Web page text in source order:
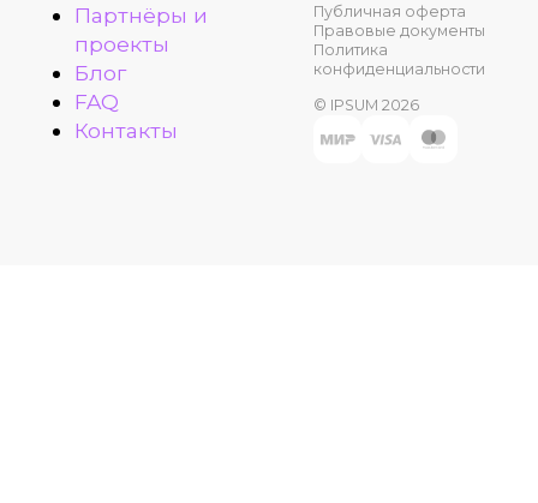
Партнёры и
проекты
Блог
FAQ
Контакты
Публичная оферта
Правовые документы
Политика
конфиденциальности
© IPSUM 2026